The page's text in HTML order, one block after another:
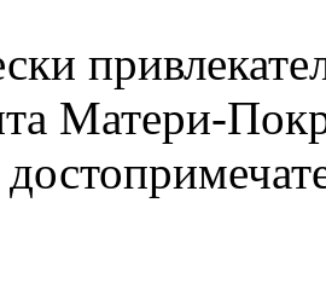
Матери-